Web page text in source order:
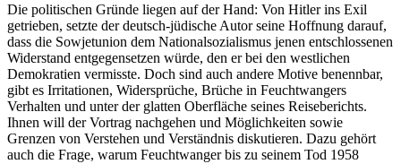
Die politischen Gründe liegen auf der Hand: Von Hitler ins Exil
getrieben, setzte der deutsch-jüdische Autor seine Hoffnung darauf,
dass die Sowjetunion dem Nationalsozialismus jenen entschlossenen
Widerstand entgegensetzen würde, den er bei den westlichen
Demokratien vermisste. Doch sind auch andere Motive benennbar,
gibt es Irritationen, Widersprüche, Brüche in Feuchtwangers
Verhalten und unter der glatten Oberfläche seines Reiseberichts.
Ihnen will der Vortrag nachgehen und Möglichkeiten sowie
Grenzen von Verstehen und Verständnis diskutieren. Dazu gehört
auch die Frage, warum Feuchtwanger bis zu seinem Tod 1958